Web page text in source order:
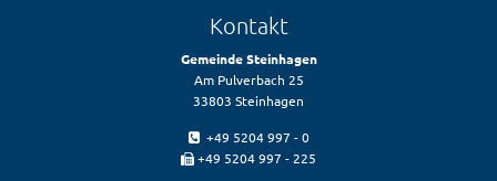
Kontakt
Gemeinde Steinhagen
Am Pulverbach 25
33803 Steinhagen
+49 5204 997 - 0
+49 5204 997 - 225